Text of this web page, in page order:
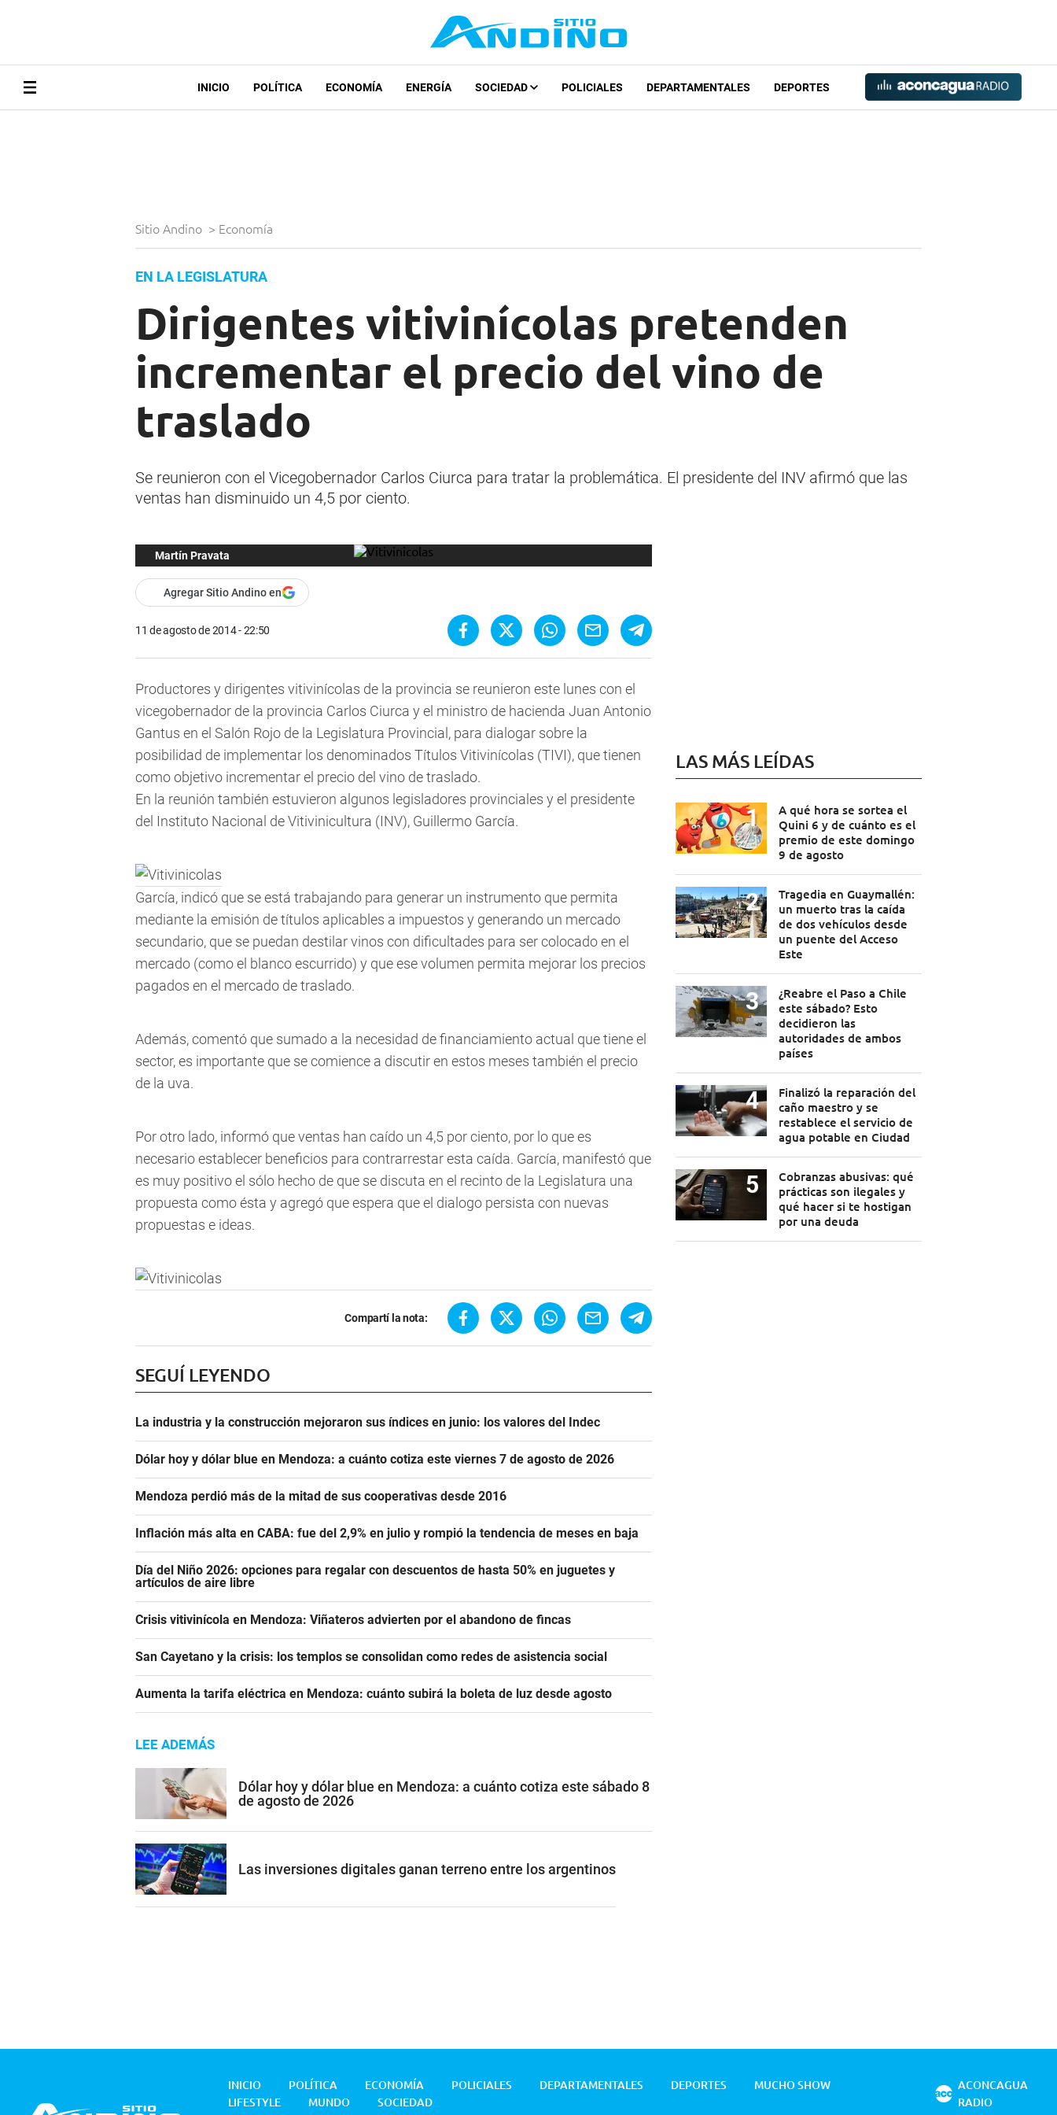
INICIO POLÍTICA ECONOMÍA ENERGÍA SOCIEDAD POLICIALES DEPARTAMENTALES DEPORTES
Sitio Andino > Economía
EN LA LEGISLATURA
Dirigentes vitivinícolas pretenden
incrementar el precio del vino de
traslado
Se reunieron con el Vicegobernador Carlos Ciurca para tratar la problemática. El presidente del INV afirmó que las
ventas han disminuido un 4,5 por ciento.
Martín Pravata
Agregar Sitio Andino en
11 de agosto de 2014 - 22:50
Productores y dirigentes vitivinícolas de la provincia se reunieron este lunes con el
vicegobernador de la provincia Carlos Ciurca y el ministro de hacienda Juan Antonio
Gantus en el Salón Rojo de la Legislatura Provincial, para dialogar sobre la
posibilidad de implementar los denominados Títulos Vitivinícolas (TIVI), que tienen
como objetivo incrementar el precio del vino de traslado.
En la reunión también estuvieron algunos legisladores provinciales y el presidente
del Instituto Nacional de Vitivinicultura (INV), Guillermo García.
García, indicó que se está trabajando para generar un instrumento que permita
mediante la emisión de títulos aplicables a impuestos y generando un mercado
secundario, que se puedan destilar vinos con dificultades para ser colocado en el
mercado (como el blanco escurrido) y que ese volumen permita mejorar los precios
pagados en el mercado de traslado.
Además, comentó que sumado a la necesidad de financiamiento actual que tiene el
sector, es importante que se comience a discutir en estos meses también el precio
de la uva.
Por otro lado, informó que ventas han caído un 4,5 por ciento, por lo que es
necesario establecer beneficios para contrarrestar esta caída. García, manifestó que
es muy positivo el sólo hecho de que se discuta en el recinto de la Legislatura una
propuesta como ésta y agregó que espera que el dialogo persista con nuevas
propuestas e ideas.
Compartí la nota:
SEGUÍ LEYENDO
La industria y la construcción mejoraron sus índices en junio: los valores del Indec
Dólar hoy y dólar blue en Mendoza: a cuánto cotiza este viernes 7 de agosto de 2026
Mendoza perdió más de la mitad de sus cooperativas desde 2016
Inflación más alta en CABA: fue del 2,9% en julio y rompió la tendencia de meses en baja
Día del Niño 2026: opciones para regalar con descuentos de hasta 50% en juguetes y
artículos de aire libre
Crisis vitivinícola en Mendoza: Viñateros advierten por el abandono de fincas
San Cayetano y la crisis: los templos se consolidan como redes de asistencia social
Aumenta la tarifa eléctrica en Mendoza: cuánto subirá la boleta de luz desde agosto
LEE ADEMÁS
Dólar hoy y dólar blue en Mendoza: a cuánto cotiza este sábado 8
de agosto de 2026
Las inversiones digitales ganan terreno entre los argentinos
LAS MÁS LEÍDAS
A qué hora se sortea el
Quini 6 y de cuánto es el
premio de este domingo
9 de agosto
Tragedia en Guaymallén:
un muerto tras la caída
de dos vehículos desde
un puente del Acceso
Este
¿Reabre el Paso a Chile
este sábado? Esto
decidieron las
autoridades de ambos
países
Finalizó la reparación del
caño maestro y se
restablece el servicio de
agua potable en Ciudad
Cobranzas abusivas: qué
prácticas son ilegales y
qué hacer si te hostigan
por una deuda
INICIO POLÍTICA ECONOMÍA POLICIALES DEPARTAMENTALES DEPORTES
MUCHO SHOW
LIFESTYLE
MUNDO SOCIEDAD
ACONCAGUA
RADIO